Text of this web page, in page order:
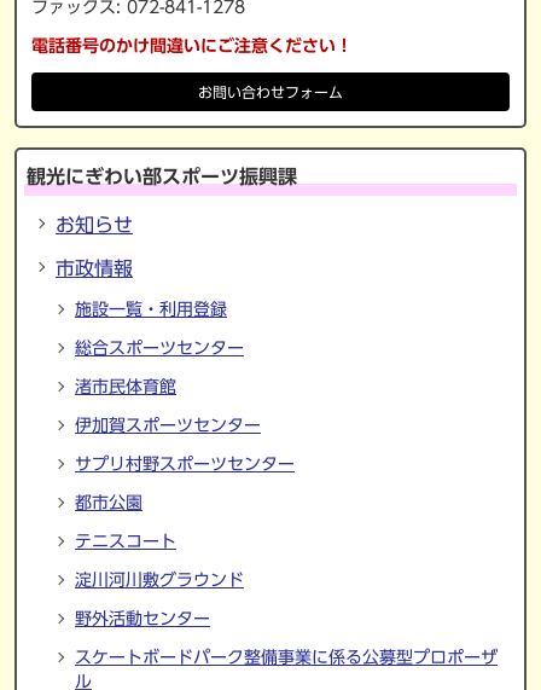
ファックス: 072-841-1278
電話番号のかけ間違いにご注意ください！
お問い合わせフォーム
観光にぎわい部スポーツ振興課
お知らせ
市政情報
施設一覧・利用登録
総合スポーツセンター
渚市民体育館
伊加賀スポーツセンター
サプリ村野スポーツセンター
都市公園
テニスコート
淀川河川敷グラウンド
野外活動センター
スケートボードパーク整備事業に係る公募型プロポーザ
ル